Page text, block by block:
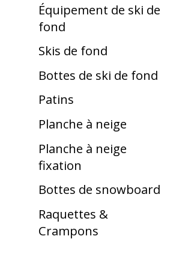
Équipement de ski de
fond
Skis de fond
Bottes de ski de fond
Patins
Planche à neige
Planche à neige
fixation
Bottes de snowboard
Raquettes &
Crampons